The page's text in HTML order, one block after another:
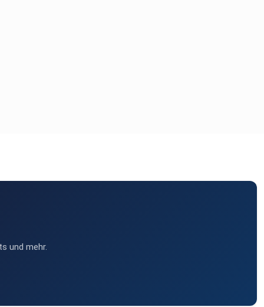
und mehr.